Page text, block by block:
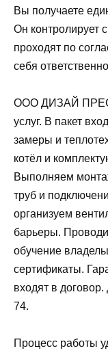
Вы получаете
Он контролирует
проходят по
себя
ООО ДИЗАЙ
услуг. В пакет
замеры и
котёл и
Выполняем
труб и
организуем
барьеры.
обучение
сертификаты.
входят в
74.
Процесс работы